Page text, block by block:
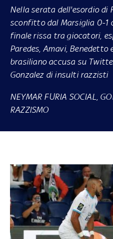
Nella serata dell'esordio di
sconfitto dal Marsiglia 0-1
finale rissa tra giocatori,
Paredes, Amavi,
brasiliano accusa su
Gonzalez di insulti razzisti
NEYMAR FURIA SOCIAL,
RAZZISMO